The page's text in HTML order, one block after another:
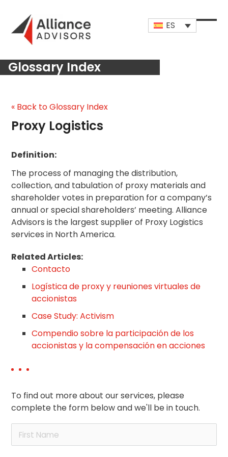
content
ES
Open
Close
Glossary Index
« Back to Glossary Index
Proxy Logistics
Definition:
The process of managing the distribution,
collection, and tabulation of proxy materials and
shareholder votes in preparation for a company’s
annual or special shareholders’ meeting. Alliance
Advisors is the largest supplier of Proxy Logistics
services in North America.
Related Articles:
Contacto
Logística de proxy y reuniones virtuales de
accionistas
Case Study: Activism
Compendio sobre la participación de los
accionistas y la compensación en acciones
To find out more about our services, please
complete the form below and we'll be in touch.